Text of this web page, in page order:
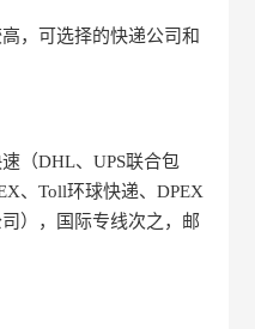
，可选择的快递公司和
（DHL、UPS联合包
、Toll环球快递、DPEX
），国际专线次之，邮